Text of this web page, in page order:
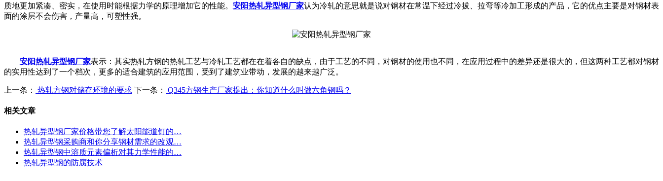
质地更加紧凑、密实，在使用时能根据力学的原理增加它的性能。 安阳热轧异型钢厂家认为冷轧的意思就是说对钢材在常温下经过冷拔、拉弯等冷加工形成的产品，它的优点主要是对钢材表
面的涂层不会伤害，产量高，可塑性强。
安阳热轧异型钢厂家表示：其实热轧方钢的热轧工艺与冷轧工艺都在在着各自的缺点，由于工艺的不同，对钢材的使用也不同，在应用过程中的差异还是很大的，但这两种工艺都对钢材
的实用性达到了一个档次，更多的适合建筑的应用范围，受到了建筑业带动，发展的越来越广泛。
上一条： 热轧方钢对储存环境的要求 下一条： Q345方钢生产厂家提出：你知道什么叫做六角钢吗？
相关文章
热轧异型钢厂家价格带您了解太阳能道钉的…
热轧异型钢采购商和你分享钢材需求的改观…
热轧异型钢中溶质元素偏析对其力学性能的…
热轧异型钢的防腐技术